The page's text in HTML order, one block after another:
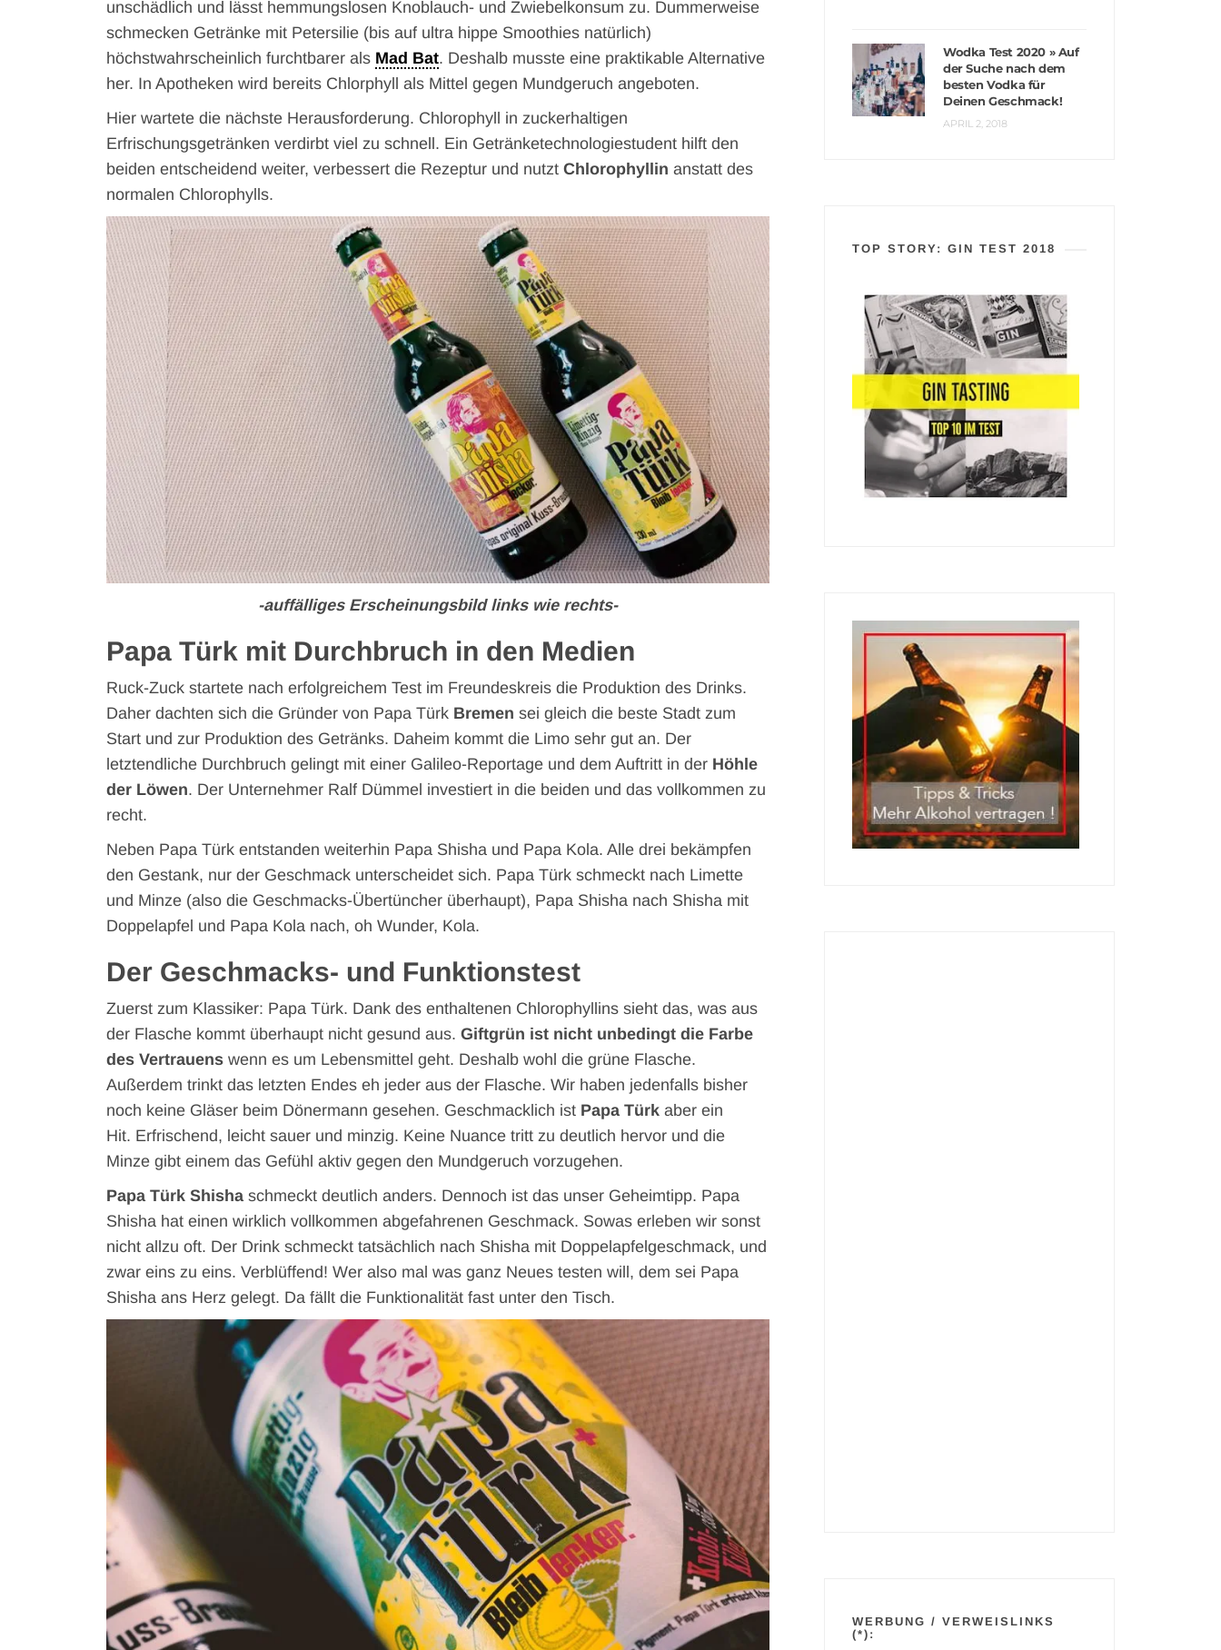
unschädlich und lässt hemmungslosen Knoblauch- und Zwiebelkonsum zu. Dummerweise
schmecken Getränke mit Petersilie (bis auf ultra hippe Smoothies natürlich)
höchstwahrscheinlich furchtbarer als Mad Bat. Deshalb musste eine praktikable Alternative
her. In Apotheken wird bereits Chlorphyll als Mittel gegen Mundgeruch angeboten.
Hier wartete die nächste Herausforderung. Chlorophyll in zuckerhaltigen
Erfrischungsgetränken verdirbt viel zu schnell. Ein Getränketechnologiestudent hilft den
beiden entscheidend weiter, verbessert die Rezeptur und nutzt Chlorophyllin anstatt des
normalen Chlorophylls.
-auffälliges Erscheinungsbild links wie rechts-
Papa Türk mit Durchbruch in den Medien
Ruck-Zuck startete nach erfolgreichem Test im Freundeskreis die Produktion des Drinks.
Daher dachten sich die Gründer von Papa Türk Bremen sei gleich die beste Stadt zum
Start und zur Produktion des Getränks. Daheim kommt die Limo sehr gut an. Der
letztendliche Durchbruch gelingt mit einer Galileo-Reportage und dem Auftritt in der Höhle
der Löwen. Der Unternehmer Ralf Dümmel investiert in die beiden und das vollkommen zu
recht.
Neben Papa Türk entstanden weiterhin Papa Shisha und Papa Kola. Alle drei bekämpfen
den Gestank, nur der Geschmack unterscheidet sich. Papa Türk schmeckt nach Limette
und Minze (also die Geschmacks-Übertüncher überhaupt), Papa Shisha nach Shisha mit
Doppelapfel und Papa Kola nach, oh Wunder, Kola.
Der Geschmacks- und Funktionstest
Zuerst zum Klassiker: Papa Türk. Dank des enthaltenen Chlorophyllins sieht das, was aus
der Flasche kommt überhaupt nicht gesund aus. Giftgrün ist nicht unbedingt die Farbe
des Vertrauens wenn es um Lebensmittel geht. Deshalb wohl die grüne Flasche.
Außerdem trinkt das letzten Endes eh jeder aus der Flasche. Wir haben jedenfalls bisher
noch keine Gläser beim Dönermann gesehen. Geschmacklich ist Papa Türk aber ein
Hit. Erfrischend, leicht sauer und minzig. Keine Nuance tritt zu deutlich hervor und die
Minze gibt einem das Gefühl aktiv gegen den Mundgeruch vorzugehen.
Papa Türk Shisha schmeckt deutlich anders. Dennoch ist das unser Geheimtipp. Papa
Shisha hat einen wirklich vollkommen abgefahrenen Geschmack. Sowas erleben wir sonst
nicht allzu oft. Der Drink schmeckt tatsächlich nach Shisha mit Doppelapfelgeschmack, und
zwar eins zu eins. Verblüffend! Wer also mal was ganz Neues testen will, dem sei Papa
Shisha ans Herz gelegt. Da fällt die Funktionalität fast unter den Tisch.
Wodka Test 2020 » Auf
der Suche nach dem
besten Vodka für
Deinen Geschmack!
APRIL 2, 2018
TOP STORY: GIN TEST 2018
WERBUNG / VERWEISLINKS
(*):